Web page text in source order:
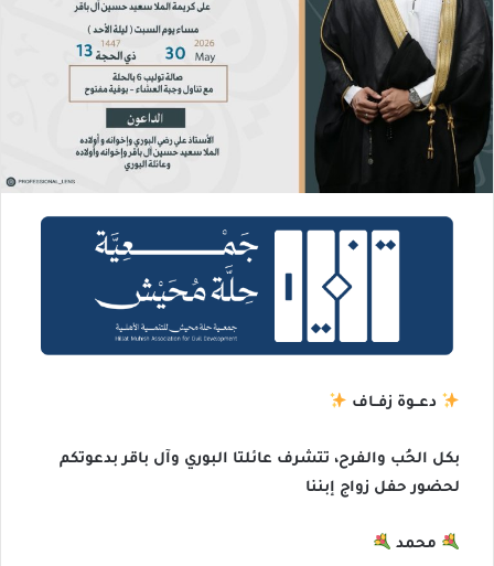
دعــوة زفــاف
بكل الحُب والفرح، تتشرف عائلتا البوري وآل باقر بدعوتكم
لحضور حفل زواج إبننا
محمد